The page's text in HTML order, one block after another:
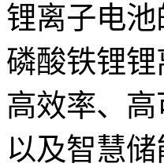
锂离子电
磷酸铁锂
高效率、
以及智慧